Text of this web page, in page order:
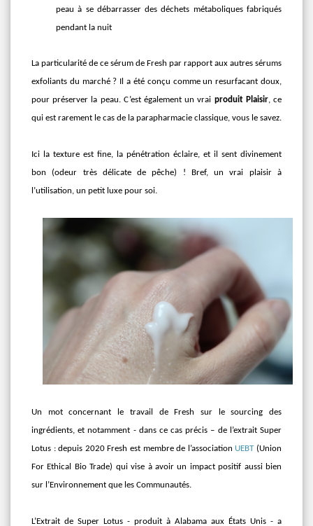
peau à se débarrasser des déchets métaboliques fabriqués
pendant la nuit
La particularité de ce sérum de Fresh par rapport aux autres sérums
exfoliants du marché ? Il a été conçu comme un resurfacant doux,
pour préserver la peau. C’est également un vrai produit Plaisir, ce
qui est rarement le cas de la parapharmacie classique, vous le savez.
Ici la texture est fine, la pénétration éclaire, et il sent divinement
bon (odeur très délicate de pêche) ! Bref, un vrai plaisir à
l’utilisation, un petit luxe pour soi.
Un mot concernant le travail de Fresh sur le sourcing des
ingrédients, et notamment - dans ce cas précis – de l’extrait Super
Lotus : depuis 2020 Fresh est membre de l’association UEBT (Union
For Ethical Bio Trade) qui vise à avoir un impact positif aussi bien
sur l’Environnement que les Communautés.
L’Extrait de Super Lotus - produit à Alabama aux États Unis - a